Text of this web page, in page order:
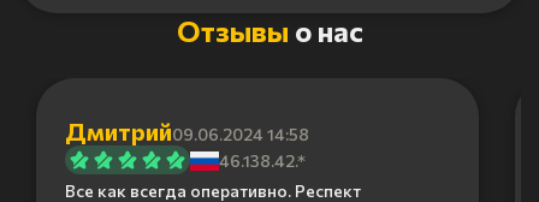
Отзывы о нас
Дмитрий09.06.2024 14:58
46.138.42.*
Все как всегда оперативно. Респект